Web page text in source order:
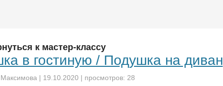
к мастер-классу
в гостиную / Подушка на диван
| 19.10.2020 | просмотров: 28